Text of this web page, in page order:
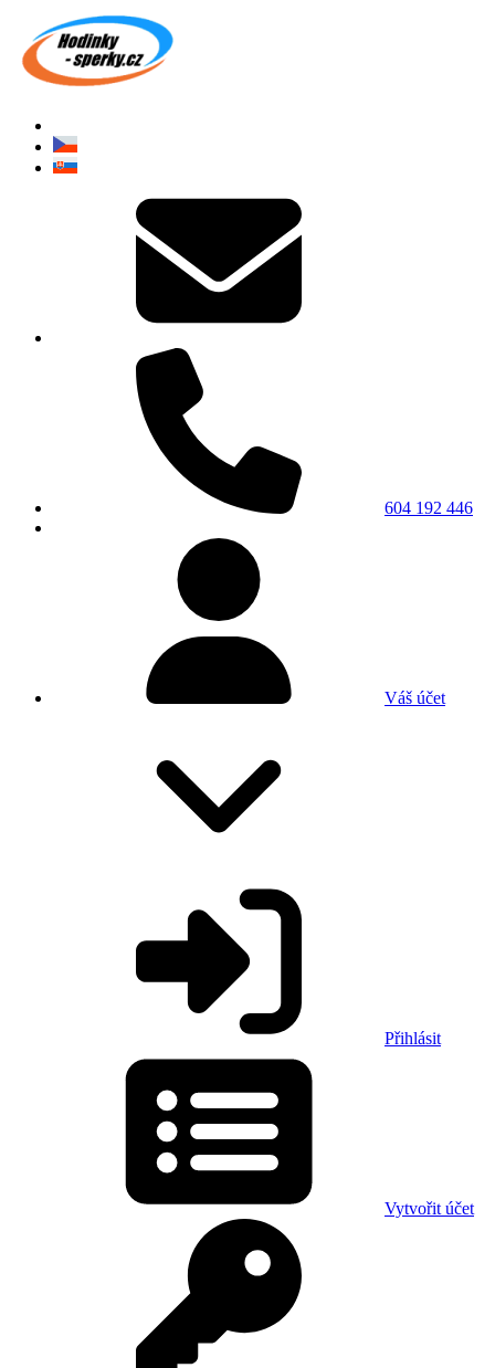
604 192 446
Váš účet
Přihlásit
Vytvořit účet